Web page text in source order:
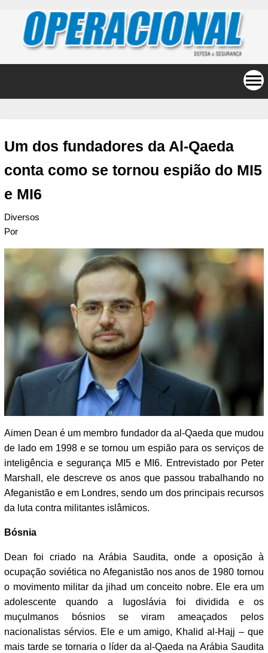
Um dos fundadores da Al-Qaeda
conta como se tornou espião do MI5
e MI6
Diversos
Por
Aimen Dean é um membro fundador da al-Qaeda que mudou
de lado em 1998 e se tornou um espião para os serviços de
inteligência e segurança MI5 e MI6. Entrevistado por Peter
Marshall, ele descreve os anos que passou trabalhando no
Afeganistão e em Londres, sendo um dos principais recursos
da luta contra militantes islâmicos.
Bósnia
Dean foi criado na Arábia Saudita, onde a oposição à
ocupação soviética no Afeganistão nos anos de 1980 tornou
o movimento militar da jihad um conceito nobre. Ele era um
adolescente quando a Iugoslávia foi dividida e os
muçulmanos bósnios se viram ameaçados pelos
nacionalistas sérvios. Ele e um amigo, Khalid al-Hajj – que
mais tarde se tornaria o líder da al-Qaeda na Arábia Saudita